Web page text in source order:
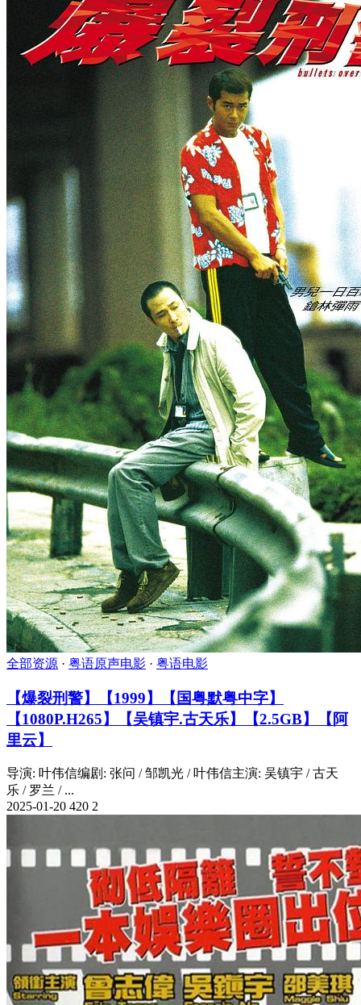
全部资源 · 粤语原声电影 · 粤语电影
【爆裂刑警】【1999】【国粤默粤中字】
【1080P.H265】【吴镇宇.古天乐】【2.5GB】【阿
里云】
导演: 叶伟信编剧: 张问 / 邹凯光 / 叶伟信主演: 吴镇宇 / 古天
乐 / 罗兰 / ...
2025-01-20 420 2